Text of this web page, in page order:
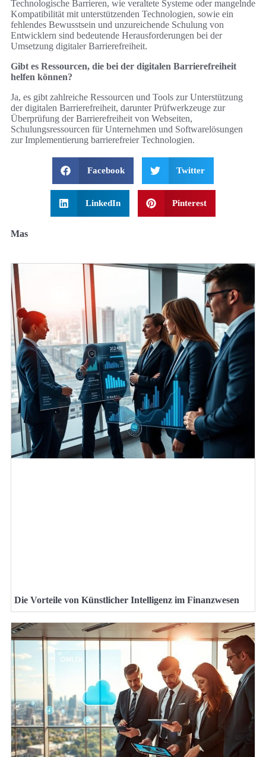
Technologische Barrieren, wie veraltete Systeme oder mangelnde
Kompatibilität mit unterstützenden Technologien, sowie ein
fehlendes Bewusstsein und unzureichende Schulung von
Entwicklern sind bedeutende Herausforderungen bei der
Umsetzung digitaler Barrierefreiheit.
Gibt es Ressourcen, die bei der digitalen Barrierefreiheit
helfen können?
Ja, es gibt zahlreiche Ressourcen und Tools zur Unterstützung
der digitalen Barrierefreiheit, darunter Prüfwerkzeuge zur
Überprüfung der Barrierefreiheit von Webseiten,
Schulungsressourcen für Unternehmen und Softwarelösungen
zur Implementierung barrierefreier Technologien.
Facebook Twitter
LinkedIn Pinterest
Mas
Die Vorteile von Künstlicher Intelligenz im Finanzwesen